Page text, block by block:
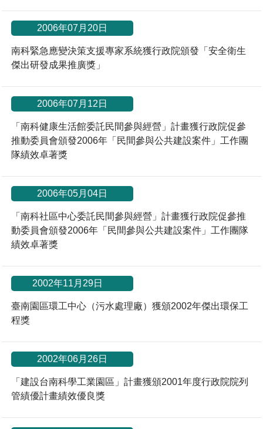
2006年07月20日
南科緊急應變決策支援專家系統獲行政院頒發「安全衛生
傑出研發成果推廣獎」
2006年07月12日
「南科健康生活館委託民間參與經營」計畫獲行政院促參
推動委員會頒發2006年「民間參與公共建設案件」工作團
隊績效卓著獎
2006年05月04日
「南科社區中心委託民間參與經營」計畫獲行政院促參推
動委員會頒發2006年「民間參與公共建設案件」工作團隊
績效卓著獎
2002年11月29日
臺南園區環工中心（污水處理廠）獲頒2002年傑出環保工
程獎
2002年06月26日
「建設台南科學工業園區」計畫獲頒2001年度行政院院列
管績優計畫績效優良獎